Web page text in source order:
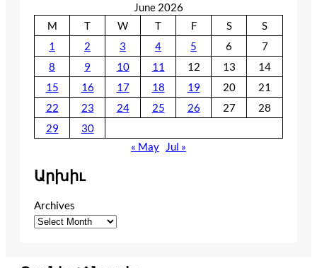
June 2026
M
T W T F S
S
1
2 3 4 5 6
7
8
9 10 11 12 13
14
15
16 17 18 19 20
21
22
23 24 25 26 27
28
29
30
« May
Jul »
Արխիւ
Archives